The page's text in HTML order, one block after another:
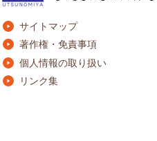
サイトマップ
著作権・免責事項
個人情報の取り扱い
リンク集